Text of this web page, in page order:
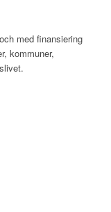
med finansiering
kommuner,